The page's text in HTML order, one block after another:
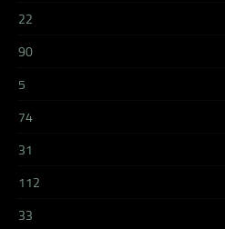
22
90
5
74
31
112
33